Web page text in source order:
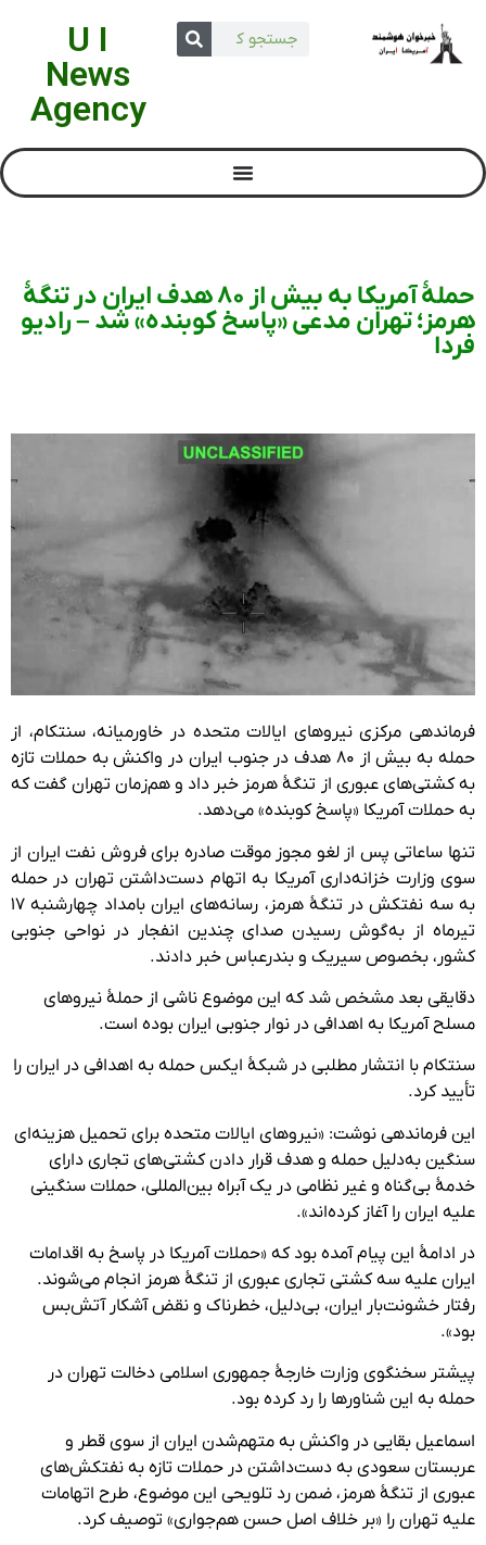
U I
News
Agency
حملۀ آمریکا به بیش از ۸۰ هدف ایران در تنگۀ
هرمز؛ تهران مدعی «پاسخ کوبنده» شد – رادیو
فردا
فرماندهی مرکزی نیروهای ایالات متحده در خاورمیانه، سنتکام، از
حمله به بیش از ۸۰ هدف در جنوب ایران در واکنش به حملات تازه
به کشتی‌های عبوری از تنگهٔ هرمز خبر داد و هم‌زمان تهران گفت که
به حملات آمریکا «پاسخ کوبنده» می‌دهد.
تنها ساعاتی پس از لغو مجوز موقت صادره برای فروش نفت ایران از
سوی وزارت خزانه‌داری آمریکا به اتهام دست‌داشتن تهران در حمله
به سه نفتکش در تنگۀ هرمز، رسانه‌های ایران بامداد چهارشنبه ۱۷
تیرماه از به‌گوش رسیدن صدای چندین انفجار در نواحی جنوبی
کشور، بخصوص سیریک و بندرعباس خبر دادند.
دقایقی بعد مشخص شد که این موضوع ناشی از حملۀ نیروهای
مسلح آمریکا به اهدافی در نوار جنوبی ایران بوده است.
سنتکام با انتشار مطلبی در شبکۀ ایکس حمله به اهدافی در ایران را
تأیید کرد.
این فرماندهی نوشت: «نیروهای ایالات متحده برای تحمیل هزینه‌ای
سنگین به‌دلیل حمله و هدف قرار دادن کشتی‌های تجاری دارای
خدمۀ بی‌گناه و غیر نظامی در یک آبراه بین‌المللی، حملات سنگینی
علیه ایران را آغاز کرده‌اند».
در ادامۀ این پیام آمده بود که «حملات آمریکا در پاسخ به اقدامات
ایران علیه سه کشتی تجاری عبوری از تنگۀ هرمز انجام می‌شوند.
رفتار خشونت‌بار ایران، بی‌دلیل، خطرناک و نقض آشکار آتش‌بس
بود».
پیشتر سخنگوی وزارت خارجۀ جمهوری اسلامی دخالت تهران در
حمله به این شناورها را رد کرده بود.
اسماعیل بقایی در واکنش به متهم‌شدن ایران از سوی قطر و
عربستان سعودی به دست‌داشتن در حملات تازه به نفتکش‌های
عبوری از تنگۀ هرمز، ضمن رد تلویحی این موضوع، طرح اتهامات
علیه تهران را «بر خلاف اصل حسن هم‌جواری» توصیف کرد.